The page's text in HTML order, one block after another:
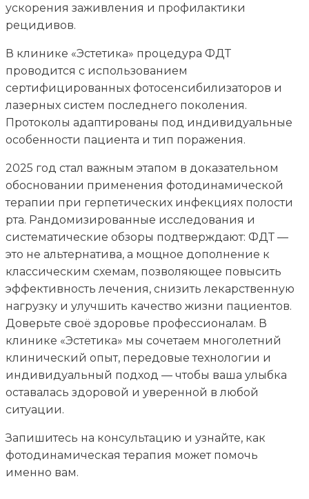
ускорения заживления и профилактики
рецидивов.
В клинике «Эстетика» процедура ФДТ
проводится с использованием
сертифицированных фотосенсибилизаторов и
лазерных систем последнего поколения.
Протоколы адаптированы под индивидуальные
особенности пациента и тип поражения.
2025 год стал важным этапом в доказательном
обосновании применения фотодинамической
терапии при герпетических инфекциях полости
рта. Рандомизированные исследования и
систематические обзоры подтверждают: ФДТ —
это не альтернатива, а мощное дополнение к
классическим схемам, позволяющее повысить
эффективность лечения, снизить лекарственную
нагрузку и улучшить качество жизни пациентов.
Доверьте своё здоровье профессионалам. В
клинике «Эстетика» мы сочетаем многолетний
клинический опыт, передовые технологии и
индивидуальный подход — чтобы ваша улыбка
оставалась здоровой и уверенной в любой
ситуации.
Запишитесь на консультацию и узнайте, как
фотодинамическая терапия может помочь
именно вам.